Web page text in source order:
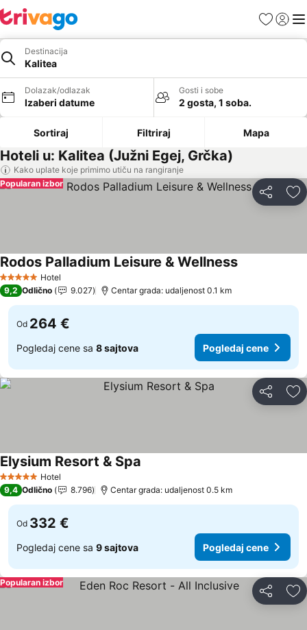
FavoritiPrijavi
Destinacija
Kalitea
Dolazak/odlazak
Izaberi datume
Gosti i sobe
2 gosta, 1 soba.
Sortiraj Filtriraj Mapa
Hoteli u: Kalitea (Južni Egej, Grčka)
Kako uplate koje primimo utiču na rangiranje
Deli
Popularan izbor
5 ZvezdiceHotel
Rodos Palladium Leisure & WellnessPogledaj
9,2 Odlično 9.027 Centar grada: udaljenost 0.1 km
Od 264 €
Pogledaj cene sa 8 sajtova Pogledaj cene
Deli
5 ZvezdiceHotel
Elysium Resort & Spa
9,4 Odlično 8.796 Centar grada: udaljenost 0.5 km
Od 332 €
Pogledaj cene sa 9 sajtova Pogledaj cene
Deli
Popularan izbor